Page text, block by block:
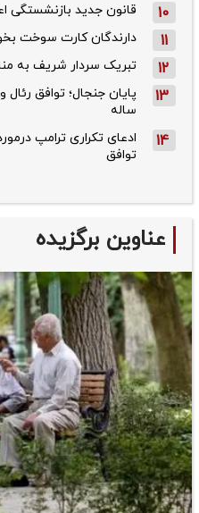
10 قانون جدید بازنشستگی
11 دارندگان کارت سوخت
12 تبریک سردار شریف به
13
ساله
14
ادعای تکراری ترامپ
توافق
عناوین برگزیده